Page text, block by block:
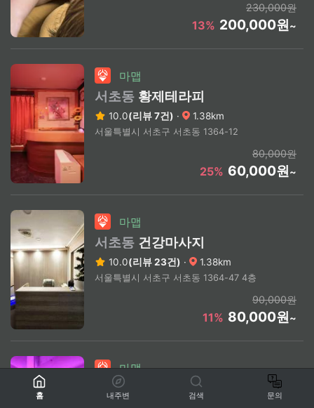
230,000원
13% 200,000원~
마맵
서초동 황제테라피
10.0(리뷰 7건) · 1.38km
서울특별시 서초구 서초동 1364-12
80,000원
25% 60,000원~
마맵
서초동 건강마사지
10.0(리뷰 23건) · 1.38km
서울특별시 서초구 서초동 1364-47 4층
90,000원
11% 80,000원~
마맵
논현동 로얄44스웨디시
홈 내주변 검색 문의